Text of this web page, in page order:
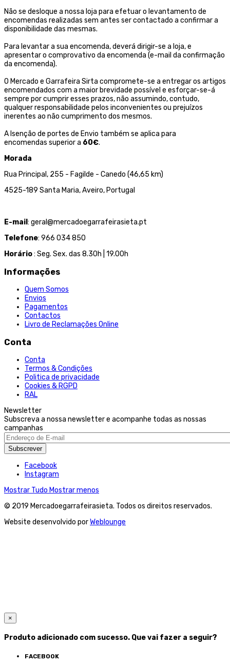
Não se desloque a nossa loja para efetuar o levantamento de
encomendas realizadas sem antes ser contactado a confirmar a
disponibilidade das mesmas.
Para levantar a sua encomenda, deverá dirigir-se a loja, e
apresentar o comprovativo da encomenda (e-mail da confirmação
da encomenda).
O Mercado e Garrafeira Sirta compromete-se a entregar os artigos
encomendados com a maior brevidade possível e esforçar-se-á
sempre por cumprir esses prazos, não assumindo, contudo,
qualquer responsabilidade pelos inconvenientes ou prejuízos
inerentes ao não cumprimento dos mesmos.
A Isenção de portes de Envio também se aplica para
encomendas superior a 60€.
Morada
Rua Principal, 255 - Fagilde - Canedo (46,65 km)
4525-189 Santa Maria, Aveiro, Portugal
E-mail: geral@mercadoegarrafeirasieta.pt
Telefone: 966 034 850
Horário: Seg. Sex. das 8.30h | 19.00h
Informações
Quem Somos
Envios
Pagamentos
Contactos
Livro de Reclamações Online
Conta
Conta
Termos & Condições
Politica de privacidade
Cookies & RGPD
RAL
Newsletter
Subscreva a nossa newsletter e acompanhe todas as nossas
campanhas
Subscrever
Facebook
Instagram
Mostrar Tudo Mostrar menos
© 2019 Mercadoegarrafeirasieta. Todos os direitos reservados.
Website desenvolvido porWeblounge
×
Produto adicionado com sucesso. Que vai fazer a seguir?
FACEBOOK